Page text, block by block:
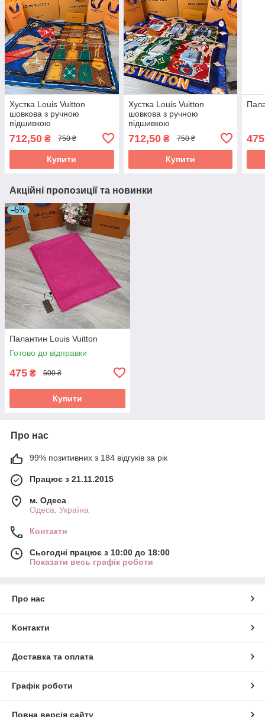
Хустка Louis Vuitton
шовкова з ручною
підшивкою
712,50 ₴ 750 ₴
Купити
Хустка Louis Vuitton
шовкова з ручною
підшивкою
712,50₴ 750 ₴
Купити
475
Акційні пропозиції та новинки
–5%
Палантин Louis Vuitton
Готово до відправки
475 ₴ 500 ₴
Купити
Про нас
99% позитивних з 184 відгуків за рік
Працює з 21.11.2015
м. Одеса
Одеса, Україна
Контакти
Сьогодні працює з 10:00 до 18:00
Показати весь графік роботи
Про нас
Контакти
Доставка та оплата
Графік роботи
Повна версія сайту